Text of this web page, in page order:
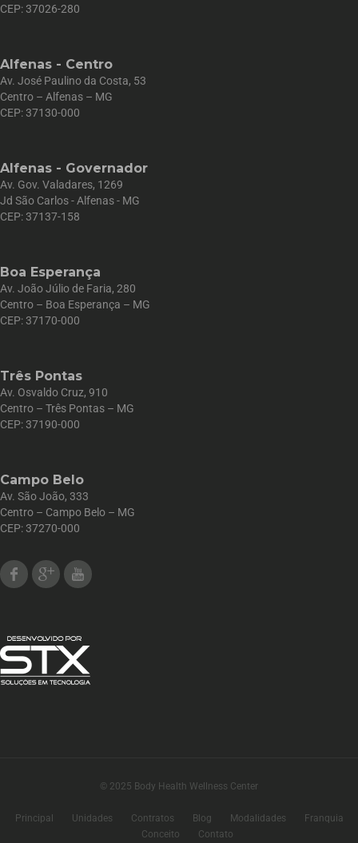
CEP: 37026-280
Alfenas - Centro
Av. José Paulino da Costa, 53
Centro – Alfenas – MG
CEP: 37130-000
Alfenas - Governador
Av. Gov. Valadares, 1269
Jd São Carlos - Alfenas - MG
CEP: 37137-158
Boa Esperança
Av. João Júlio de Faria, 280
Centro – Boa Esperança – MG
CEP: 37170-000
Três Pontas
Av. Osvaldo Cruz, 910
Centro – Três Pontas – MG
CEP: 37190-000
Campo Belo
Av. São João, 333
Centro – Campo Belo – MG
CEP: 37270-000
FacebookGoogle Plus
© 2025 Body Health Wellness Center
Principal Unidades Contratos Blog Modalidades
Franquia
Conceito
Contato